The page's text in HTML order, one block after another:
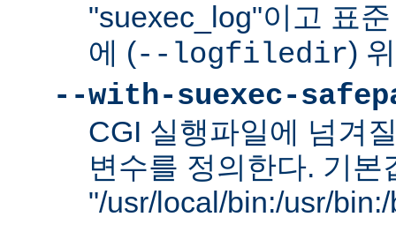
"suexec_log"이고 표
에 (--logfiledir)
--with-suexec-
CGI 실행파일에 넘겨
변수를 정의한다. 기본
"/usr/local/bin:/usr/